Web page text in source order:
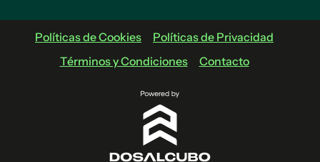
Políticas de Cookies
Políticas de Privacidad
Términos y Condiciones
Contacto